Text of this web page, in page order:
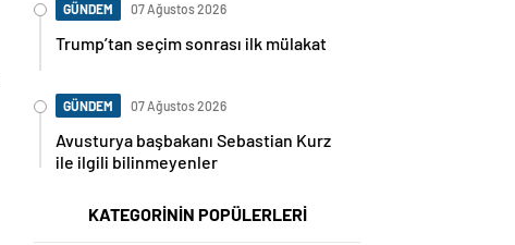
GÜNDEM 07 Ağustos 2026
Trump’tan seçim sonrası ilk mülakat
GÜNDEM 07 Ağustos 2026
Avusturya başbakanı Sebastian Kurz
ile ilgili bilinmeyenler
KATEGORİNİN POPÜLERLERİ